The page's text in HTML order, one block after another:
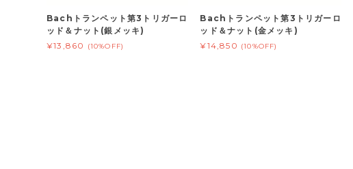
Bachトランペット第3トリガーロ
ッド＆ナット(銀メッキ)
¥13,860
(10%OFF)
Bachトランペット第3トリガーロ
ッド＆ナット(金メッキ)
¥14,850 (10%OFF)